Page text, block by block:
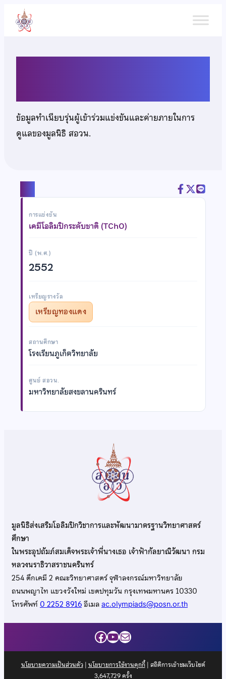
เนื้อหา
ข้อมูลทำเนียบรุ่นผู้เข้าร่วมแข่งขันและค่ายภายในการ
ดูแลของมูลนิธิ สอวน.
การแข่งขัน
เคมีโอลิมปิกระดับชาติ (TChO)
ปี (พ.ศ.)
2552
เหรียญรางวัล
เหรียญทองแดง
สถานศึกษา
โรงเรียนภูเก็ตวิทยาลัย
ศูนย์ สอวน.
มหาวิทยาลัยสงขลานครินทร์
มูลนิธิส่งเสริมโอลิมปิกวิชาการและพัฒนามาตรฐานวิทยาศาสตร์
ศึกษา
ในพระอุปถัมภ์สมเด็จพระเจ้าพี่นางเธอ เจ้าฟ้ากัลยาณิวัฒนา กรม
หลวงนราธิวาสราชนครินทร์
254 ตึกเคมี 2 คณะวิทยาศาสตร์ จุฬาลงกรณ์มหาวิทยาลัย
ถนนพญาไท แขวงวังใหม่ เขตปทุมวัน กรุงเทพมหานคร 10330
โทรศัพท์0 2252 8916อีเมลac.olympiads@posn.or.th
Facebook
YouTube
Mail
นโยบายความเป็นส่วนตัว| นโยบายการใช้งานคุกกี้| สถิติการเข้าชมเว็บไซต์
3,647,729ครั้ง